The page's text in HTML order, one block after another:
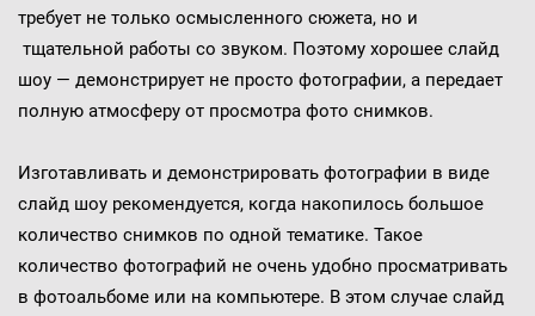
требует не только осмысленного сюжета, но и
тщательной работы со звуком. Поэтому хорошее слайд
шоу — демонстрирует не просто фотографии, а передает
полную атмосферу от просмотра фото снимков.
Изготавливать и демонстрировать фотографии в виде
слайд шоу рекомендуется, когда накопилось большое
количество снимков по одной тематике. Такое
количество фотографий не очень удобно просматривать
в фотоальбоме или на компьютере. В этом случае слайд